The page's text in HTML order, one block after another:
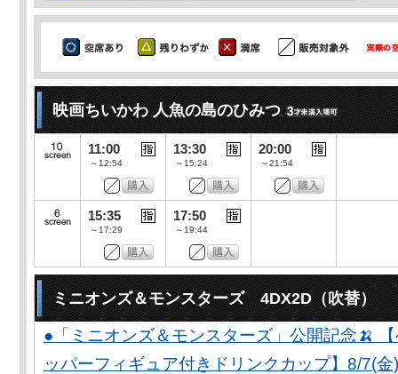
映画ちいかわ 人魚の島のひみつ
11:00
～12:54
13:30
～15:24
20:00
～21:54
15:35
～17:29
17:50
～19:44
ミニオンズ＆モンスターズ 4DX2D（吹替）
●「ミニオンズ＆モンスターズ」公開記念🍌
ッパーフィギュア付きドリンクカップ】8/7(金